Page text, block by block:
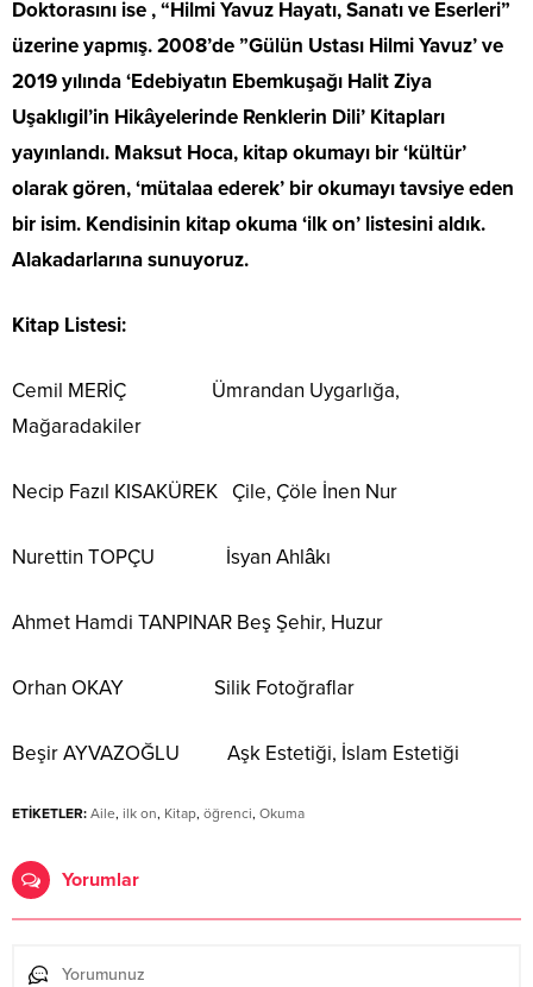
Doktorasını ise , “Hilmi Yavuz Hayatı, Sanatı ve Eserleri”
üzerine yapmış. 2008’de ”Gülün Ustası Hilmi Yavuz’ ve
2019 yılında ‘Edebiyatın Ebemkuşağı Halit Ziya
Uşaklıgil’in Hikâyelerinde Renklerin Dili’ Kitapları
yayınlandı. Maksut Hoca, kitap okumayı bir ‘kültür’
olarak gören, ‘mütalaa ederek’ bir okumayı tavsiye eden
bir isim. Kendisinin kitap okuma ‘ilk on’ listesini aldık.
Alakadarlarına sunuyoruz.
Kitap Listesi:
Cemil MERİÇ Ümrandan Uygarlığa,
Mağaradakiler
Necip Fazıl KISAKÜREK Çile, Çöle İnen Nur
Nurettin TOPÇU İsyan Ahlâkı
Ahmet Hamdi TANPINAR Beş Şehir, Huzur
Orhan OKAY Silik Fotoğraflar
Beşir AYVAZOĞLU Aşk Estetiği, İslam Estetiği
ETİKETLER: Aile, ilk on, Kitap, öğrenci, Okuma
Yorumlar